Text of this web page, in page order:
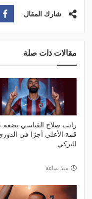
شارك المقال
مقالات ذات صلة
راتب صلاح القياسي يضعه
قمة الأعلى أجرًا في
التركي
منذ ساعة